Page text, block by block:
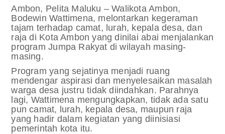
Ambon, Pelita Maluku – Walikota Ambon,
Bodewin Wattimena, melontarkan kegeraman
tajam terhadap camat, lurah, kepala desa, dan
raja di Kota Ambon yang dinilai abai menjalankan
program Jumpa Rakyat di wilayah masing-
masing.
Program yang sejatinya menjadi ruang
mendengar aspirasi dan menyelesaikan masalah
warga desa justru tidak diindahkan. Parahnya
lagi, Wattimena mengungkapkan, tidak ada satu
pun camat, lurah, kepala desa, maupun raja
yang hadir dalam kegiatan yang diinisiasi
pemerintah kota itu.